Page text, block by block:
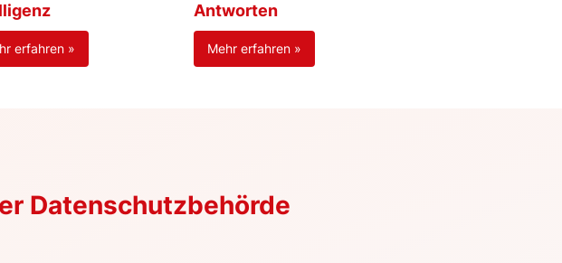
erfahren »
Antworten
Mehr erfahren »
Datenschutzbehörde